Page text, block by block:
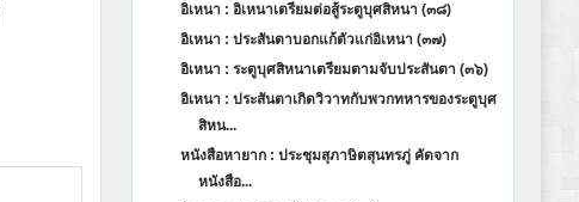
อิเหนา : อิเหนาเตรียมต่อสู้ระตูบุศสิหนา (๓๘)
อิเหนา : ประสันตาบอกแก้ตัวแก่อิเหนา (๓๗)
อิเหนา : ระตูบุศสิหนาเตรียมตามจับประสันตา (๓๖)
อิเหนา : ประสันตาเกิดวิวาทกับพวกทหารของระตูบุศ
สิหน...
หนังสือหายาก : ประชุมสุภาษิตสุนทรภู่ คัดจาก
หนังสือ...